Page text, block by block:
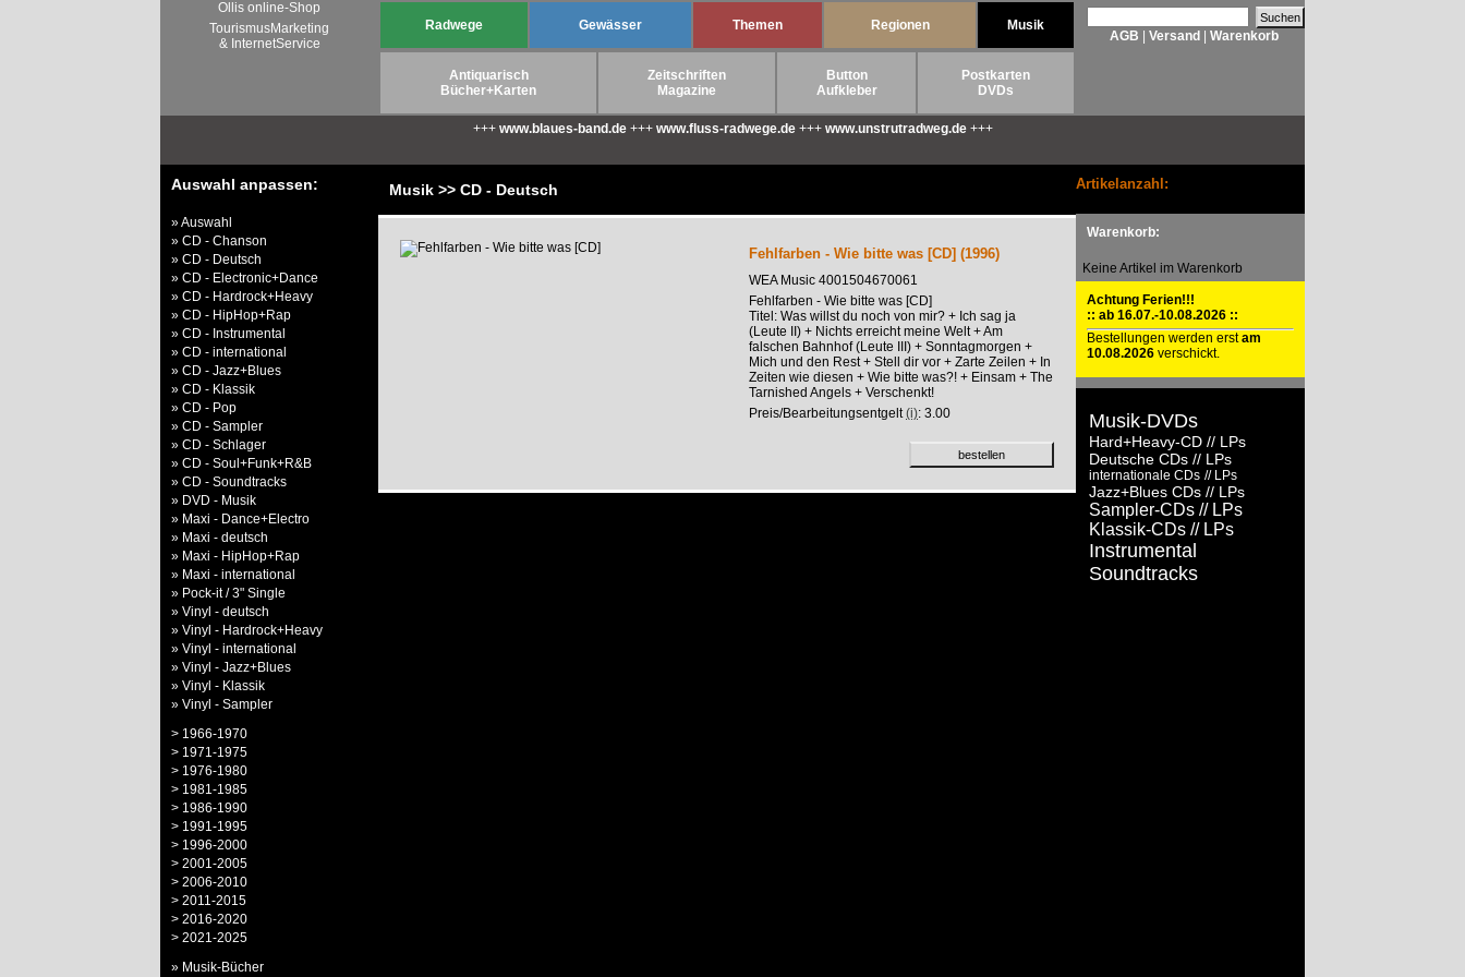
Ollis online-Shop
TourismusMarketing
& InternetService
Radwege Gewässer Themen Regionen Musik
Antiquarisch
Bücher+Karten
Zeitschriften
Magazine
Button
Aufkleber
Postkarten
DVDs
AGB Versand Warenkorb
+++ www.blaues-band.de+++ www.fluss-radwege.de+++ www.unstrutradweg.de+++
Auswahl anpassen:
» Auswahl
» CD - Chanson
» CD - Deutsch
» CD - Electronic+Dance
» CD - Hardrock+Heavy
» CD - HipHop+Rap
» CD - Instrumental
» CD - international
» CD - Jazz+Blues
» CD - Klassik
» CD - Pop
» CD - Sampler
» CD - Schlager
» CD - Soul+Funk+R&B
» CD - Soundtracks
» DVD - Musik
» Maxi - Dance+Electro
» Maxi - deutsch
» Maxi - HipHop+Rap
» Maxi - international
» Pock-it / 3" Single
» Vinyl - deutsch
» Vinyl - Hardrock+Heavy
» Vinyl - international
» Vinyl - Jazz+Blues
» Vinyl - Klassik
» Vinyl - Sampler
> 1966-1970
> 1971-1975
> 1976-1980
> 1981-1985
> 1986-1990
> 1991-1995
> 1996-2000
> 2001-2005
> 2006-2010
> 2011-2015
> 2016-2020
> 2021-2025
» Musik-Bücher
Musik >> CD - Deutsch
Fehlfarben - Wie bitte was [CD] (1996)
WEA Music 4001504670061
Fehlfarben - Wie bitte was [CD]
Titel: Was willst du noch von mir? + Ich sag ja
(Leute II) + Nichts erreicht meine Welt + Am
falschen Bahnhof (Leute III) + Sonntagmorgen +
Mich und den Rest + Stell dir vor + Zarte Zeilen + In
Zeiten wie diesen + Wie bitte was?! + Einsam + The
Tarnished Angels + Verschenkt!
Preis/Bearbeitungsentgelt(i): 3.00
Artikelanzahl:
Warenkorb:
Keine Artikel im Warenkorb
Achtung Ferien!!!
:: ab 16.07.-10.08.2026 ::
Bestellungen werden erstam
10.08.2026 verschickt.
Musik-DVDs
Hard+Heavy-CD // LPs
Deutsche CDs // LPs
internationale CDs // LPs
Jazz+Blues CDs // LPs
Sampler-CDs // LPs
Klassik-CDs // LPs
Instrumental
Soundtracks